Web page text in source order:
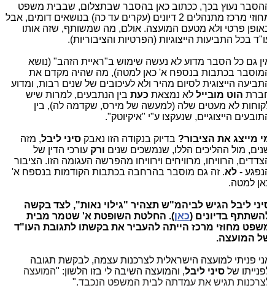
נעוץ בכך, ככתוב כאן בהסבר שבתצלום, שבבית משפט
מחוזי מרכז מתנהלים 2 דיונים (עקרים עד כה) בנושאים דומים, אבל
פרטי ולא מטעם המועצה. אולם, מה שמשותף, שזה אותו
בכל התביעות הייצוגיות (הפרטיות והציבוריות).
גם כל הסבר מדוע לא נעשה שימוש ב"ראיית הזהב" (נושא
בכתבות בנספח א' כאן למטה), מה שהיה מקדם את
הייצוגית לסיום מהיר ולא לעיכובים של שנים רבות, ומדוע
הוט מובייללא נמצאתכעתבין הנתבעים, למרות שיש
לא מעטים שלה (למעשה של מירס, שקדמה לה), בין
הייצוגיים, שנעקצו ע"י "איקיוטק".
מייצג את הציבור?בדיוק בנקודה הזו נאבקסיני ליבל, מזה
מול ההליכים הללו, שנמשכים שניםורקעורכי הדין של
הרוויחו, מרוויחים וירוויחו מהפרשה העגומה הזו. הציבור
- לא. זה גם מוסבר בהרחבה בכתבות הקודמות בנספח א'
למטה.
ליבל הגיש לביהמ"ש תצהיר "גילוי נאות", לצד בקשה
בדיונים (כאן). החלטת השופטת א' שטמר מבית
מחוזי מרכז הייתה להעביר את בקשתו לתגובת העו"ד
המועצה.
פניתי למועצה הישראלית לצרכנות עצמה, לבקשת תגובה
שלסיני ליבל, והמועצה השיבה לי בזו הלשון: "המועצה
תגיש את עמדתה לבית המשפט הנכבד."